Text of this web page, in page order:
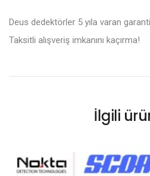
Deus dedektörler 5 yıla varan
Taksitli alışveriş imkanını kaçırma!
İlgili